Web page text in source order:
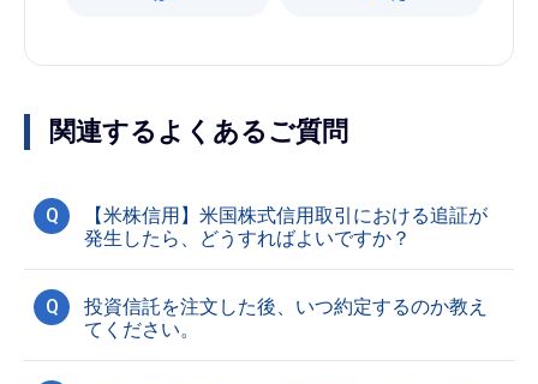
関連するよくあるご質問
Q
【米株信用】米国株式信用取引における追証が
発生したら、どうすればよいですか？
Q
投資信託を注文した後、いつ約定するのか教え
てください。